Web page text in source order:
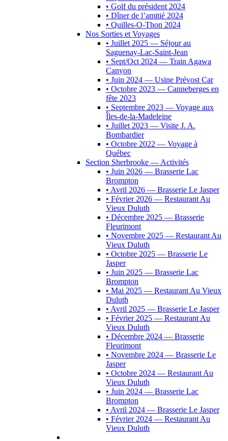
• Golf du président 2024
• Dîner de l’amitié 2024
• Quilles-O-Thon 2024
Nos Sorties et Voyages
• Juillet 2025 — Séjour au
Saguenay-Lac-Saint-Jean
• Sept/Oct 2024 — Train Agawa
Canyon
• Juin 2024 — Usine Prévost Car
• Octobre 2023 — Canneberges en
fête 2023
• Septembre 2023 — Voyage aux
Îles-de-la-Madeleine
• Juillet 2023 — Visite J. A.
Bombardier
• Octobre 2022 — Voyage à
Québec
Section Sherbrooke — Activités
• Juin 2026 — Brasserie Lac
Brompton
• Avril 2026 — Brasserie Le Jasper
• Février 2026 — Restaurant Au
Vieux Duluth
• Décembre 2025 — Brasserie
Fleurimont
• Novembre 2025 — Restaurant Au
Vieux Duluth
• Octobre 2025 — Brasserie Le
Jasper
• Juin 2025 — Brasserie Lac
Brompton
• Mai 2025 — Restaurant Au Vieux
Duluth
• Avril 2025 — Brasserie Le Jasper
• Février 2025 — Restaurant Au
Vieux Duluth
• Décembre 2024 — Brasserie
Fleurimont
• Novembre 2024 — Brasserie Le
Jasper
• Octobre 2024 — Restaurant Au
Vieux Duluth
• Juin 2024 — Brasserie Lac
Brompton
• Avril 2024 — Brasserie Le Jasper
• Février 2024 — Restaurant Au
Vieux Duluth